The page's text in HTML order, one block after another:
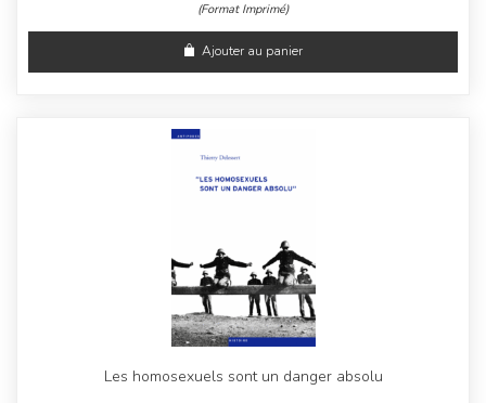
(Format Imprimé)
Ajouter au panier
Les homosexuels sont un danger absolu